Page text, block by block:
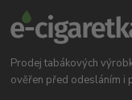
Prodej tabákových
ověřen před odesláním i